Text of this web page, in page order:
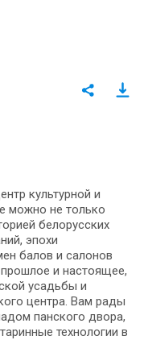
культурной и
можно не только
белорусских
эпохи
балов и салонов
и настоящее,
усадьбы и
центра. Вам рады
панского двора,
технологии в